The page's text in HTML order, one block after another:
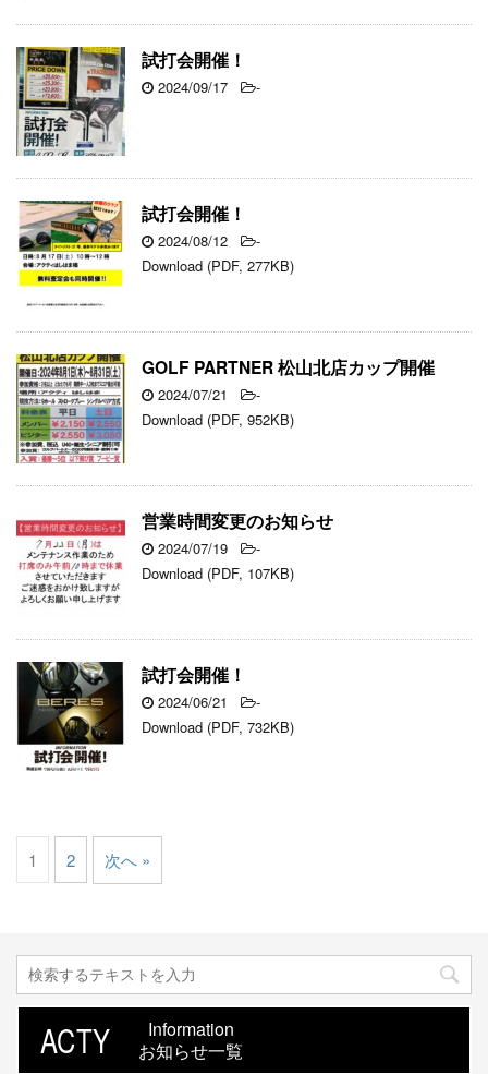
試打会開催！
2024/09/17 -
試打会開催！
2024/08/12
-
Download (PDF, 277KB)
GOLF PARTNER 松山北店カップ開催
2024/07/21
-
Download (PDF, 952KB)
営業時間変更のお知らせ
2024/07/19
-
Download (PDF, 107KB)
試打会開催！
2024/06/21
-
Download (PDF, 732KB)
1 2 次へ »
ACTY
Information
お知らせ一覧